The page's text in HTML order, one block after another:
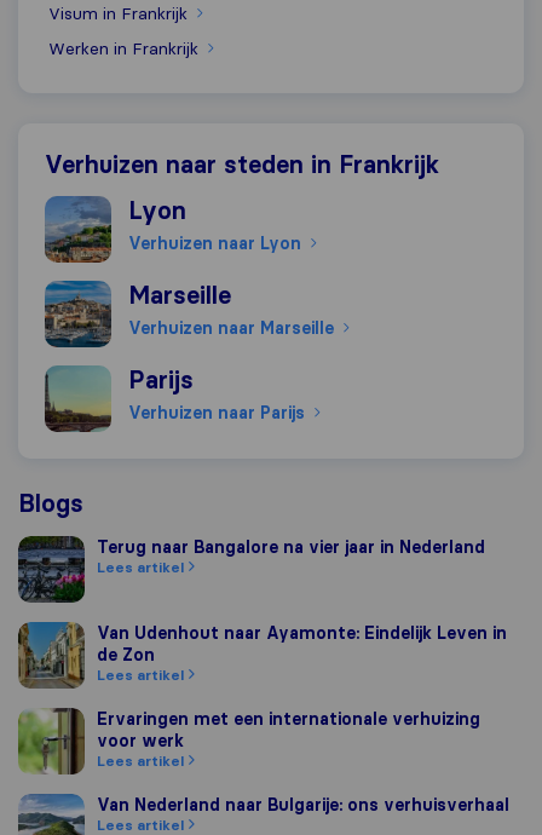
Visum in Frankrijk
Werken in Frankrijk
Verhuizen naar steden in Frankrijk
Verhuizen naar Lyon
Lyon
Verhuizen naar Lyon
Verhuizen naar Marseille
Marseille
Verhuizen naar Marseille
Verhuizen naar Parijs
Parijs
Verhuizen naar Parijs
Blogs
Terug naar Bangalore na vier jaar in Nederland
Terug naar Bangalore na vier jaar in Nederland
Lees artikel
Van Udenhout naar Ayamonte: Eindelijk Leven in de Zon
Van Udenhout naar Ayamonte: Eindelijk Leven in
de Zon
Lees artikel
Ervaringen met een internationale verhuizing voor werk
Ervaringen met een internationale verhuizing
voor werk
Lees artikel
Van Nederland naar Bulgarije: ons verhuisverhaal
Van Nederland naar Bulgarije: ons verhuisverhaal
Lees artikel